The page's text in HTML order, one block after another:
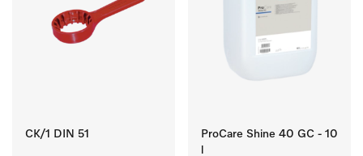
CK/1 DIN 51
ProCare Shine 40 GC - 10